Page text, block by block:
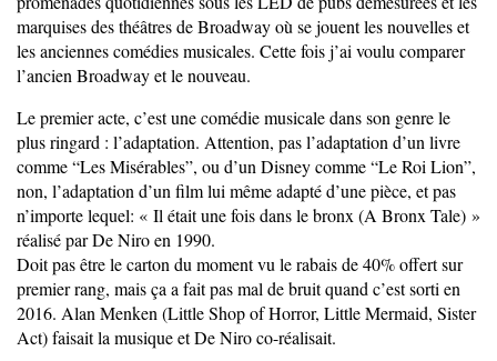
marquises des théâtres de Broadway où se jouent les nouvelles et
les anciennes comédies musicales. Cette fois j’ai voulu comparer
l’ancien Broadway et le nouveau.
Le premier acte, c’est une comédie musicale dans son genre le
plus ringard : l’adaptation. Attention, pas l’adaptation d’un livre
comme “Les Misérables”, ou d’un Disney comme “Le Roi Lion”,
non, l’adaptation d’un film lui même adapté d’une pièce, et pas
n’importe lequel: « Il était une fois dans le bronx (A Bronx Tale) »
réalisé par De Niro en 1990.
Doit pas être le carton du moment vu le rabais de 40% offert sur
premier rang, mais ça a fait pas mal de bruit quand c’est sorti en
2016. Alan Menken (Little Shop of Horror, Little Mermaid, Sister
Act) faisait la musique et De Niro co-réalisait.